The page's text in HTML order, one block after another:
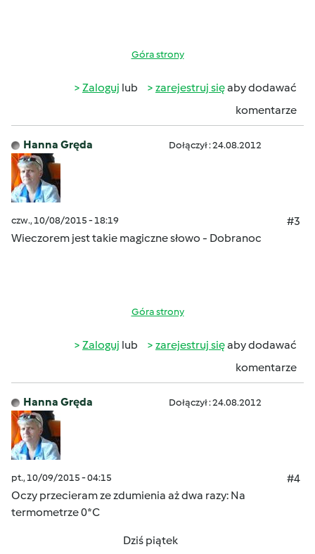
Góra strony
Zaloguj lub zarejestruj sięaby dodawać
komentarze
Hanna Gręda Dołączył : 24.08.2012
czw., 10/08/2015 - 18:19
#3
Wieczorem jest takie magiczne słowo - Dobranoc
Góra strony
Zaloguj lub zarejestruj sięaby dodawać
komentarze
Hanna Gręda Dołączył : 24.08.2012
pt., 10/09/2015 - 04:15
#4
Oczy przecieram ze zdumienia aż dwa razy: Na
termometrze 0*C
Dziś piątek